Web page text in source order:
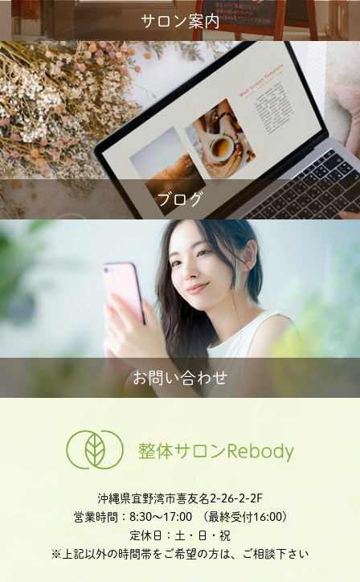
サロン案内
ブログ
お問い合わせ
沖縄県宜野湾市喜友名2-26-2-2F
営業時間：8:30〜17:00 (最終受付16:00)
定休日：土・日・祝
※上記以外の時間帯をご希望の方は、ご相談下さい